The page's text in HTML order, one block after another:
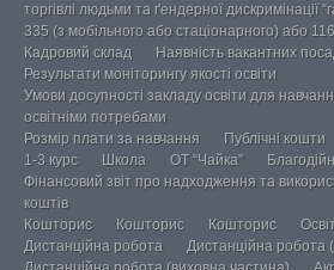
торгівлі людьми та ґендерної дискримінації
335 (з мобільного або стаціонарного) або
Кадровий склад
Наявність вакантних
Результати моніторингу якості освіти
Умови досупності закладу освіти для
освітніми потребами
Розмір плати за навчання
Публічні кошти
1-3 курс
Школа ОТ “Чайка”
Фінансовий звіт про надходження та
коштів
Кошторис
Кошторис Кошторис
Дистанційна робота
Дистанційна робота